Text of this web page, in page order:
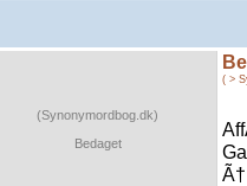
(Synonymordbog.dk)
Bedaget
( >